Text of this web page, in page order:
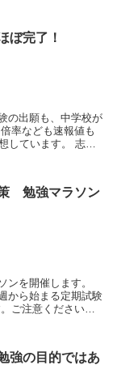
ぼ完了！
の出願も、中学校が
ています。 志願
勉強マラソン
ンを開催します。
から始まる定期試験
強の目的ではあ